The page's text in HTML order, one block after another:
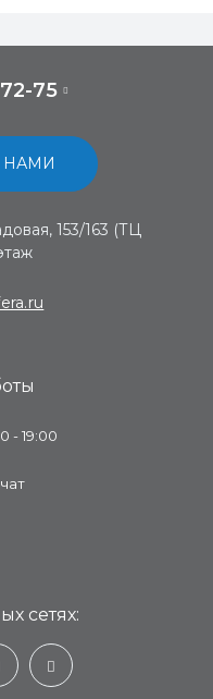
75
НАМИ
153/163 (ТЦ
- 19:00
сетях: